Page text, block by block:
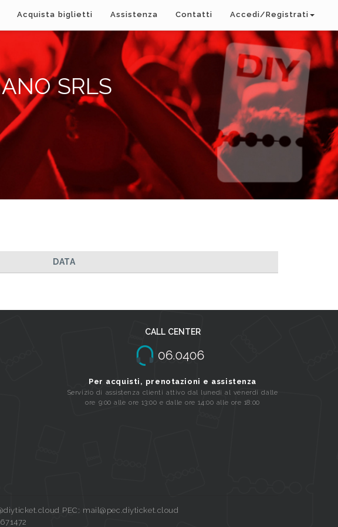
Acquista biglietti Assistenza Contatti Accedi/Registrati
SRLS
DATA
CALL CENTER
Per acquisti, prenotazioni e assistenza
Servizio di assistenza clienti attivo dal lunedi al venerdi dalle
ore 9:00 alle ore 13:00 e dalle ore 14:00 alle ore 18:00
PEC: mail@pec.diyticket.cloud